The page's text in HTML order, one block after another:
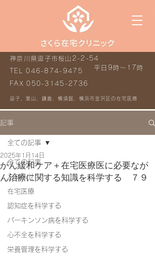
平日9時～17時
神奈川県逗子市桜山2-2-54
TEL 046-874-9475
FAX 050-3145-2736
逗子、葉山、鎌倉、横須賀、横浜市金沢区の在宅医療
記事
全ての記事
お知らせ
在宅医療
認知症を科学する
パーキンソン病を科学する
心不全を科学する
栄養管理を科学する
全ての記事
がん緩和ケア＋在宅医療医に必要なが
ん治療に関する知識を科学する ７９
2025年1月14日